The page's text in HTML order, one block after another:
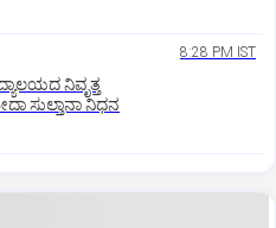
8:28 PM IST
ನಿವೃತ್ತ
ಸುಲ್ತಾನಾ ನಿಧನ